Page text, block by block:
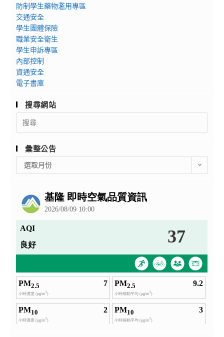
防制學生藥物濫用專區
交通安全
學生團體保險
職業安全衛生
學生申訴專區
內部控制
資通安全
電子書庫
搜尋網站
Search
for:
彙整公告
整
選取月份